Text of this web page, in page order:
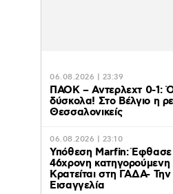
06.08.2026 | 23:39
ΠΑΟΚ – Αντερλεχτ 0-1:
δύσκολα! Στο Βέλγιο η
Θεσσαλονικείς
06.08.2026 | 23:10
Υπόθεση Marfin:
46χρονη
Κρατείται στη ΓΑΔΑ-
Εισαγγελία